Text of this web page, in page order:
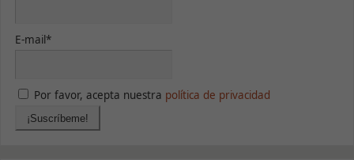
E-mail*
Por favor, acepta nuestra política de privacidad